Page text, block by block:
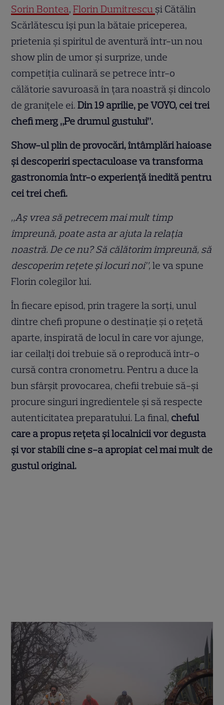
Sorin Bontea,Florin Dumitrescu și Cătălin
Scărlătescu își pun la bătaie priceperea,
prietenia și spiritul de aventură într-un nou
show plin de umor și surprize, unde
competiția culinară se petrece într-o
călătorie savuroasă în țara noastră și dincolo
de granițele ei. Din 19 aprilie, pe VOYO, cei trei
chefi merg „Pe drumul gustului”.
Show-ul plin de provocări, întâmplări haioase
și descoperiri spectaculoase va transforma
gastronomia într-o experiență inedită pentru
cei trei chefi.
„Aș vrea să petrecem mai mult timp
împreună, poate asta ar ajuta la relația
noastră. De ce nu? Să călătorim împreună, să
descoperim rețete și locuri noi”, le va spune
Florin colegilor lui.
În fiecare episod, prin tragere la sorți, unul
dintre chefi propune o destinație și o rețetă
aparte, inspirată de locul în care vor ajunge,
iar ceilalți doi trebuie să o reproducă într-o
cursă contra cronometru. Pentru a duce la
bun sfârșit provocarea, chefii trebuie să-și
procure singuri ingredientele și să respecte
autenticitatea preparatului. La final, cheful
care a propus rețeta și localnicii vor degusta
și vor stabili cine s-a apropiat cel mai mult de
gustul original.